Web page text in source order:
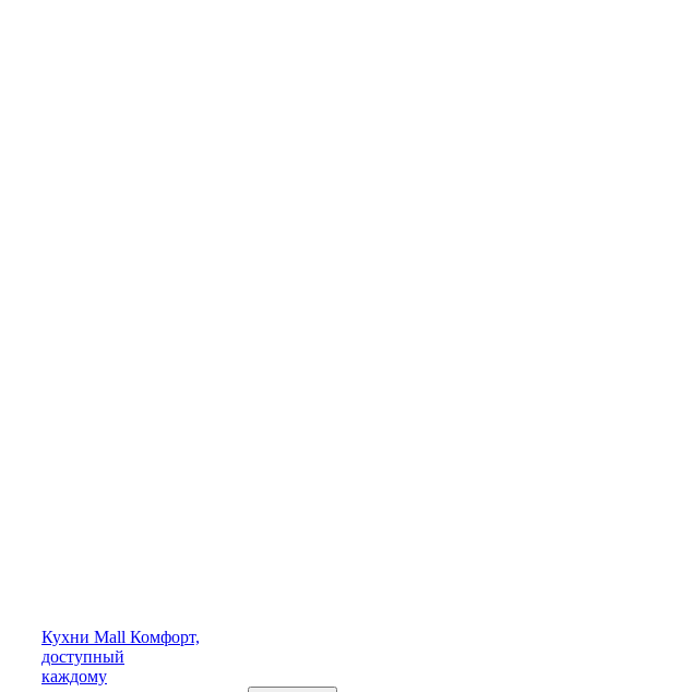
Кухни Mall Комфорт,
доступный
каждому